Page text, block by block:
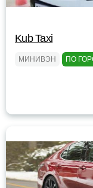
Kub Taxi
МИНИВЭН ПО